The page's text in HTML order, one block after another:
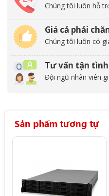
Chúng tôi luôn hỗ
Giá cả phải
Chúng tôi luôn có
Tư vấn tận tình
Đội ngũ nhân viên
Sản phẩm tương tự